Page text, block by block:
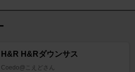
H&R H&Rダウンサス
Coedo@こえどさん